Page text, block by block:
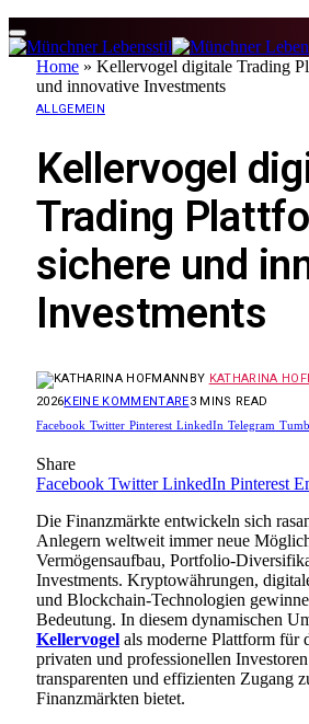
Home » Kellervogel digitale Trading
und innovative Investments
ALLGEMEIN
Kellervogel
Trading
sichere und
Investments
BY KATHARINA
2026KEINE KOMMENTARE3 MINS READ
Facebook Twitter Pinterest LinkedIn Telegram
Share
Facebook Twitter LinkedIn Pinterest
Die Finanzmärkte entwickeln sich
Anlegern weltweit immer neue
Vermögensaufbau, Portfolio-
Investments. Kryptowährungen,
und Blockchain-Technologien
Bedeutung. In diesem dynamischen
Kellervogel als moderne Plattform für
privaten und professionellen
transparenten und effizienten Zugang
Finanzmärkten bietet.